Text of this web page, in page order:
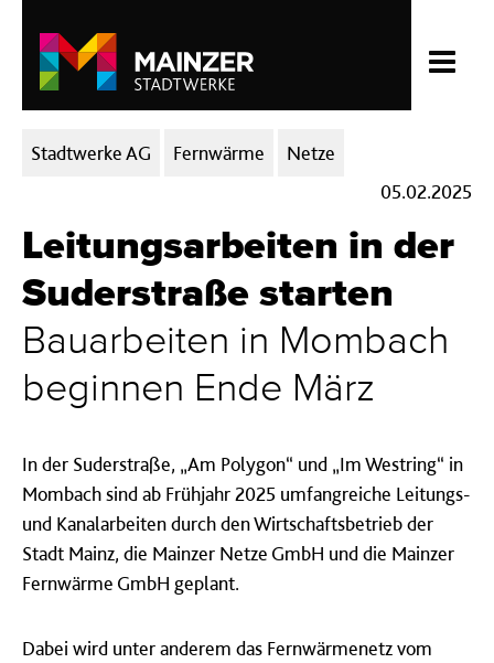
Kategorien:
Stadtwerke AG Fernwärme
Netze
05.02.2025
Leitungsarbeiten in der
Suderstraße starten
Bauarbeiten in Mombach
beginnen Ende März
In der Suderstraße, „Am Polygon“ und „Im Westring“ in
Mombach sind ab Frühjahr 2025 umfangreiche Leitungs-
und Kanalarbeiten durch den Wirtschaftsbetrieb der
Stadt Mainz, die Mainzer Netze GmbH und die Mainzer
Fernwärme GmbH geplant.
Dabei wird unter anderem das Fernwärmenetz vom